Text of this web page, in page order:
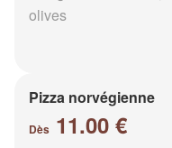
olives
Pizza norvégienne
Dès 11.00 €